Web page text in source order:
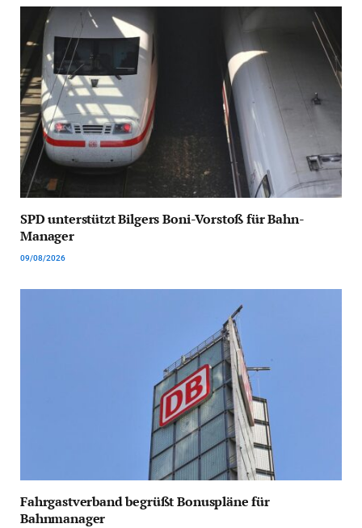
SPD unterstützt Bilgers Boni-Vorstoß für Bahn-
Manager
09/08/2026
Fahrgastverband begrüßt Bonuspläne für
Bahnmanager